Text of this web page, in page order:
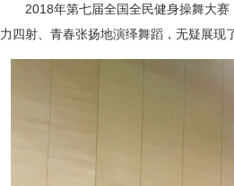
2018年第七届全国全民健身操舞大
力四射、青春张扬地演绎舞蹈，无疑展现